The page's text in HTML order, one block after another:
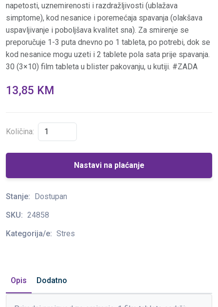
napetosti, uznemirenosti i razdražljivosti (ublažava
simptome), kod nesanice i poremećaja spavanja (olakšava
uspavljivanje i poboljšava kvalitet sna). Za smirenje se
preporučuje 1-3 puta dnevno po 1 tableta, po potrebi, dok se
kod nesanice mogu uzeti i 2 tablete pola sata prije spavanja.
30 (3×10) film tableta u blister pakovanju, u kutiji. #ZADA
13,85 KM
Količina:
Nastavi na plaćanje
Stanje: Dostupan
SKU: 24858
Kategorija/e: Stres
Opis Dodatno